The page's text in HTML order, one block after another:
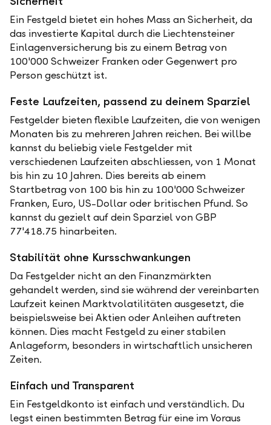
Ein Festgeld bietet ein hohes Mass an Sicherheit, da
das investierte Kapital durch die Liechtensteiner
Einlagenversicherung bis zu einem Betrag von
100'000 Schweizer Franken oder Gegenwert pro
Person geschützt ist.
Feste Laufzeiten, passend zu deinem Sparziel
Festgelder bieten flexible Laufzeiten, die von wenigen
Monaten bis zu mehreren Jahren reichen. Bei willbe
kannst du beliebig viele Festgelder mit
verschiedenen Laufzeiten abschliessen, von 1 Monat
bis hin zu 10 Jahren. Dies bereits ab einem
Startbetrag von 100 bis hin zu 100'000 Schweizer
Franken, Euro, US-Dollar oder britischen Pfund. So
kannst du gezielt auf dein Sparziel von GBP
77'418.75 hinarbeiten.
Stabilität ohne Kursschwankungen
Da Festgelder nicht an den Finanzmärkten
gehandelt werden, sind sie während der vereinbarten
Laufzeit keinen Marktvolatilitäten ausgesetzt, die
beispielsweise bei Aktien oder Anleihen auftreten
können. Dies macht Festgeld zu einer stabilen
Anlageform, besonders in wirtschaftlich unsicheren
Zeiten.
Einfach und Transparent
Ein Festgeldkonto ist einfach und verständlich. Du
legst einen bestimmten Betrag für eine im Voraus